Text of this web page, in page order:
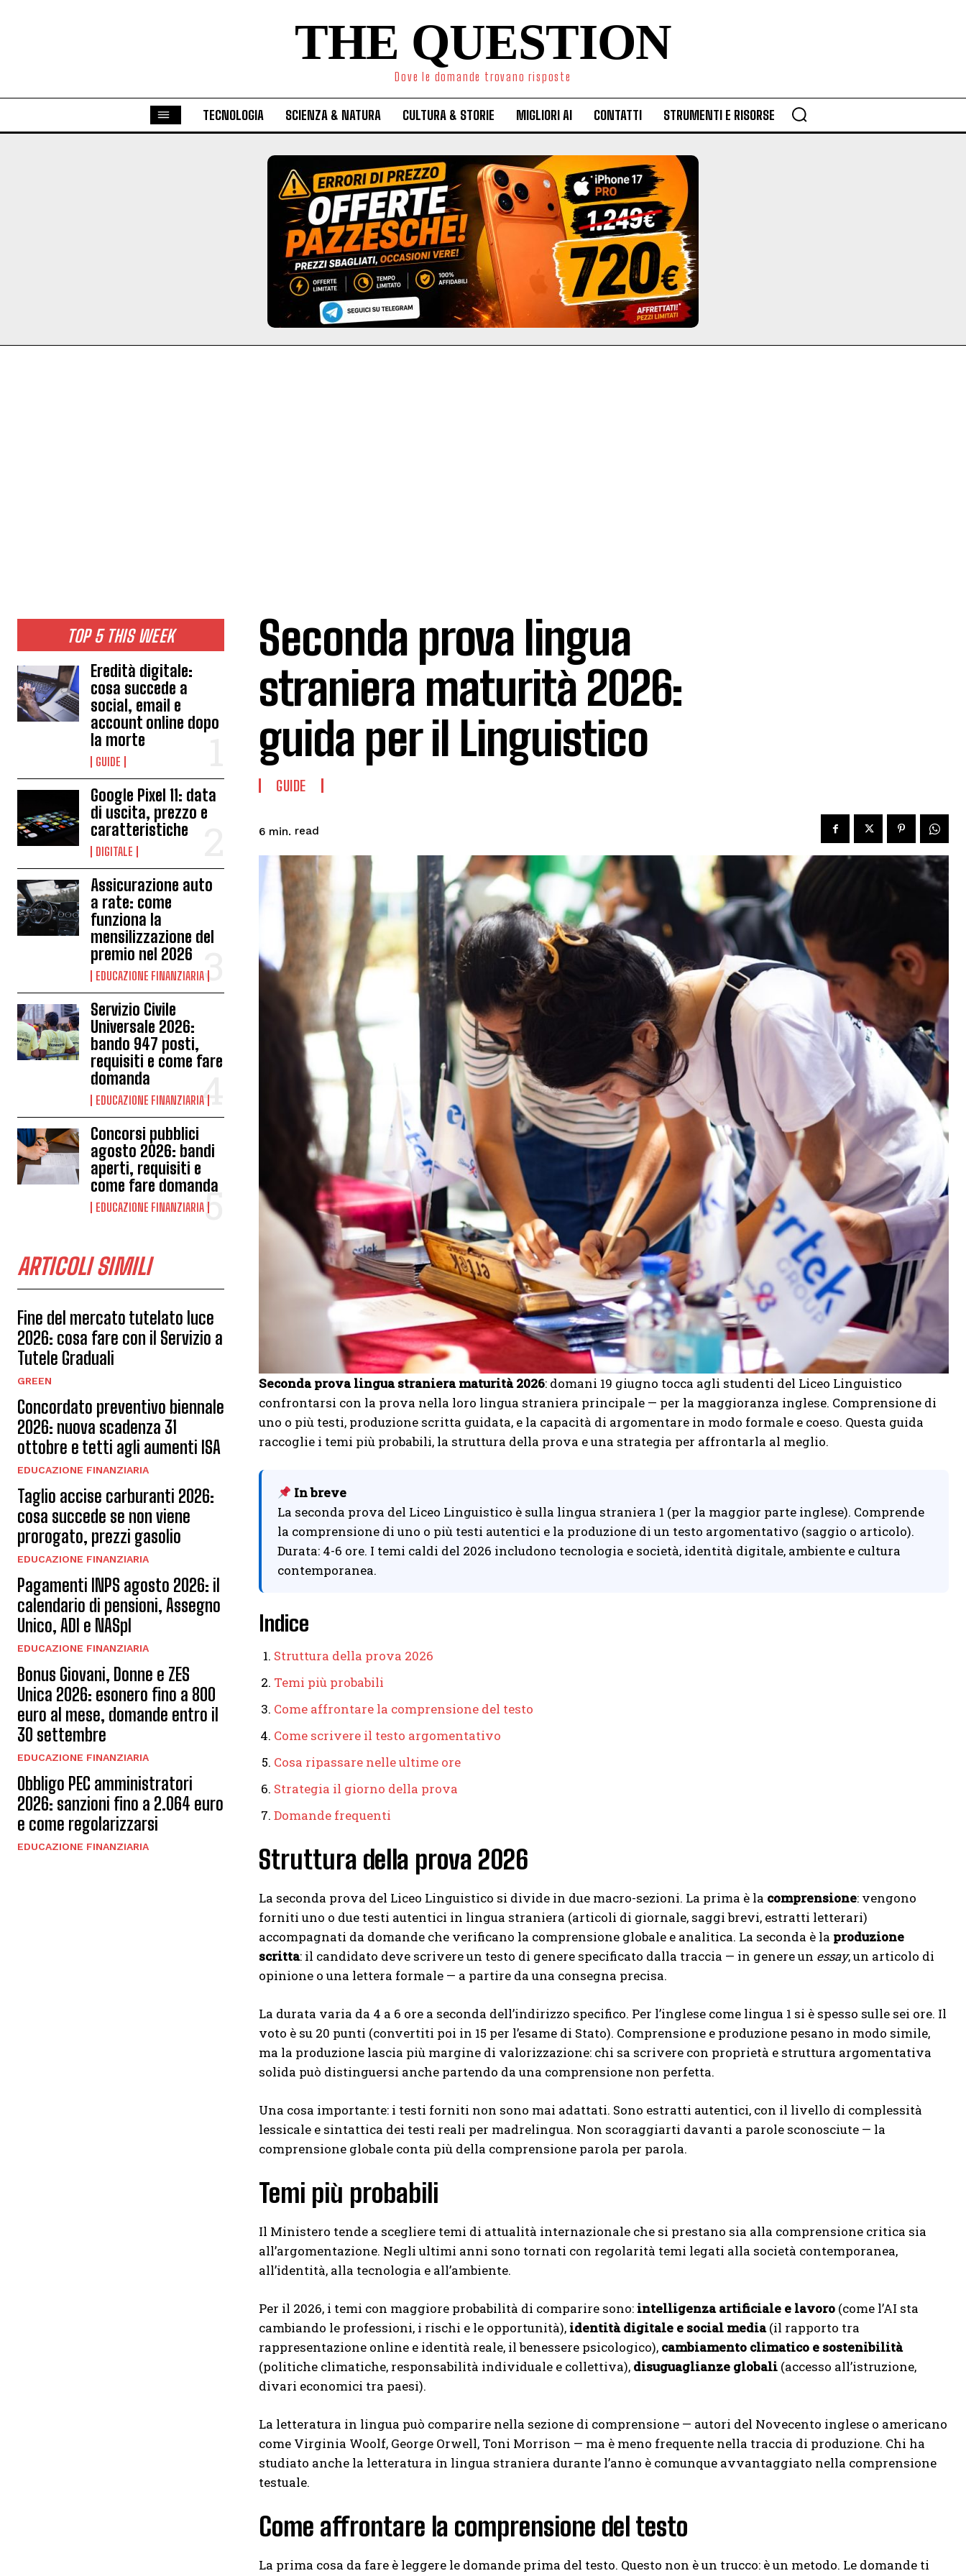
THE QUESTION
Dove le domande trovano risposte
TECNOLOGIA SCIENZA & NATURA CULTURA & STORIE MIGLIORI AI CONTATTI STRUMENTI E RISORSE
TOP 5 THIS WEEK
Eredità digitale:
cosa succede a
social, email e
account online dopo
la morte
GUIDE
Google Pixel 11: data
di uscita, prezzo e
caratteristiche
DIGITALE
Assicurazione auto
a rate: come
funziona la
mensilizzazione del
premio nel 2026
EDUCAZIONE FINANZIARIA
Servizio Civile
Universale 2026:
bando 947 posti,
requisiti e come fare
domanda
EDUCAZIONE FINANZIARIA
Concorsi pubblici
agosto 2026: bandi
aperti, requisiti e
come fare domanda
EDUCAZIONE FINANZIARIA
ARTICOLI SIMILI
Fine del mercato tutelato luce
2026: cosa fare con il Servizio a
Tutele Graduali
GREEN
Concordato preventivo biennale
2026: nuova scadenza 31
ottobre e tetti agli aumenti ISA
EDUCAZIONE FINANZIARIA
Taglio accise carburanti 2026:
cosa succede se non viene
prorogato, prezzi gasolio
EDUCAZIONE FINANZIARIA
Pagamenti INPS agosto 2026: il
calendario di pensioni, Assegno
Unico, ADI e NASpI
EDUCAZIONE FINANZIARIA
Bonus Giovani, Donne e ZES
Unica 2026: esonero fino a 800
euro al mese, domande entro il
30 settembre
EDUCAZIONE FINANZIARIA
Obbligo PEC amministratori
2026: sanzioni fino a 2.064 euro
e come regolarizzarsi
EDUCAZIONE FINANZIARIA
Seconda prova lingua
straniera maturità 2026:
guida per il Linguistico
GUIDE
6 min. read
Seconda prova lingua straniera maturità 2026: domani 19 giugno tocca agli studenti del Liceo Linguistico
confrontarsi con la prova nella loro lingua straniera principale — per la maggioranza inglese. Comprensione di
uno o più testi, produzione scritta guidata, e la capacità di argomentare in modo formale e coeso. Questa guida
raccoglie i temi più probabili, la struttura della prova e una strategia per affrontarla al meglio.
In breve
La seconda prova del Liceo Linguistico è sulla lingua straniera 1 (per la maggior parte inglese). Comprende
la comprensione di uno o più testi autentici e la produzione di un testo argomentativo (saggio o articolo).
Durata: 4-6 ore. I temi caldi del 2026 includono tecnologia e società, identità digitale, ambiente e cultura
contemporanea.
Indice
Struttura della prova 2026
Temi più probabili
Come affrontare la comprensione del testo
Come scrivere il testo argomentativo
Cosa ripassare nelle ultime ore
Strategia il giorno della prova
Domande frequenti
Struttura della prova 2026
La seconda prova del Liceo Linguistico si divide in due macro-sezioni. La prima è la comprensione: vengono
forniti uno o due testi autentici in lingua straniera (articoli di giornale, saggi brevi, estratti letterari)
accompagnati da domande che verificano la comprensione globale e analitica. La seconda è la produzione
scritta: il candidato deve scrivere un testo di genere specificato dalla traccia — in genere un essay, un articolo di
opinione o una lettera formale — a partire da una consegna precisa.
La durata varia da 4 a 6 ore a seconda dell’indirizzo specifico. Per l’inglese come lingua 1 si è spesso sulle sei ore. Il
voto è su 20 punti (convertiti poi in 15 per l’esame di Stato). Comprensione e produzione pesano in modo simile,
ma la produzione lascia più margine di valorizzazione: chi sa scrivere con proprietà e struttura argomentativa
solida può distinguersi anche partendo da una comprensione non perfetta.
Una cosa importante: i testi forniti non sono mai adattati. Sono estratti autentici, con il livello di complessità
lessicale e sintattica dei testi reali per madrelingua. Non scoraggiarti davanti a parole sconosciute — la
comprensione globale conta più della comprensione parola per parola.
Temi più probabili
Il Ministero tende a scegliere temi di attualità internazionale che si prestano sia alla comprensione critica sia
all’argomentazione. Negli ultimi anni sono tornati con regolarità temi legati alla società contemporanea,
all’identità, alla tecnologia e all’ambiente.
Per il 2026, i temi con maggiore probabilità di comparire sono: intelligenza artificiale e lavoro (come l’AI sta
cambiando le professioni, i rischi e le opportunità), identità digitale e social media(il rapporto tra
rappresentazione online e identità reale, il benessere psicologico), cambiamento climatico e sostenibilità
(politiche climatiche, responsabilità individuale e collettiva), disuguaglianze globali (accesso all’istruzione,
divari economici tra paesi).
La letteratura in lingua può comparire nella sezione di comprensione — autori del Novecento inglese o americano
come Virginia Woolf, George Orwell, Toni Morrison — ma è meno frequente nella traccia di produzione. Chi ha
studiato anche la letteratura in lingua straniera durante l’anno è comunque avvantaggiato nella comprensione
testuale.
Come affrontare la comprensione del testo
La prima cosa da fare è leggere le domande prima del testo. Questo non è un trucco: è un metodo. Le domande ti